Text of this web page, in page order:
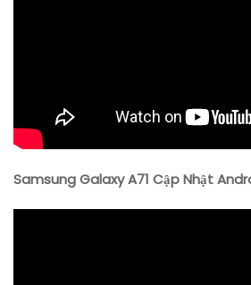
Samsung Galaxy A71 Cập Nhật